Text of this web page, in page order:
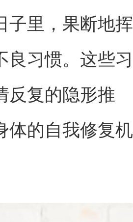
子里，果断地挥
良习惯。这些习
反复的隐形推
体的自我修复机